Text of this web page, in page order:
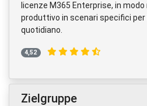
licenze M365 Enterprise, in
produttivo in scenari specifici
quotidiano.
4,52
Zielgruppe